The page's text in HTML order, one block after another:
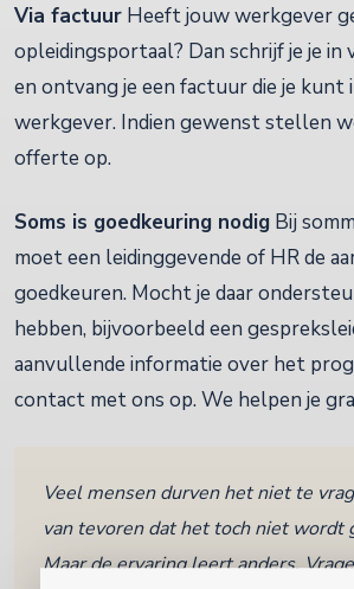
Via factuur Heeft jouw werkgever
opleidingsportaal? Dan schrijf je je in
en ontvang je een factuur die je kunt
werkgever. Indien gewenst stellen
offerte op.
Soms is goedkeuring nodig Bij
moet een leidinggevende of HR de
goedkeuren. Mocht je daar
hebben, bijvoorbeeld een
aanvullende informatie over het
contact met ons op. We helpen je
Veel mensen durven het niet te
van tevoren dat het toch niet wordt
Maar de ervaring leert anders.